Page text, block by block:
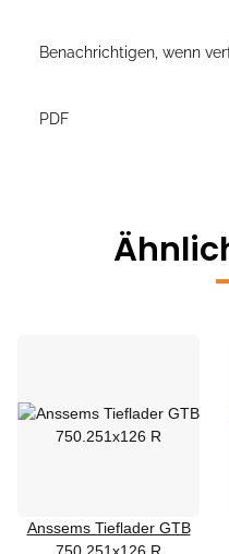
Benachrichtigen, wenn
PDF
Anssems Tieflader GTB
750.251x126 R